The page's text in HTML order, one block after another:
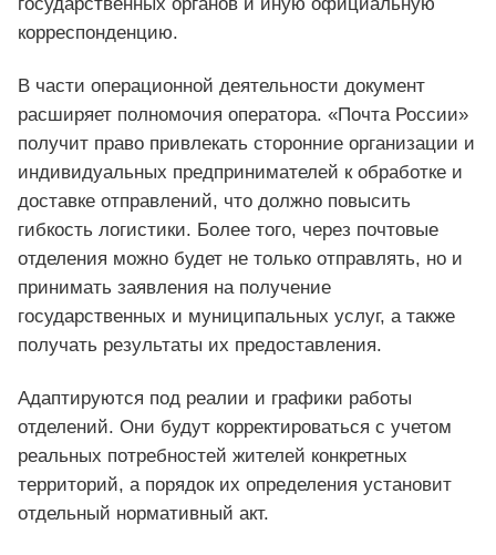
корреспонденцию.
В части операционной деятельности документ
расширяет полномочия оператора. «Почта России»
получит право привлекать сторонние организации и
индивидуальных предпринимателей к обработке и
доставке отправлений, что должно повысить
гибкость логистики. Более того, через почтовые
отделения можно будет не только отправлять, но и
принимать заявления на получение
государственных и муниципальных услуг, а также
получать результаты их предоставления.
Адаптируются под реалии и графики работы
отделений. Они будут корректироваться с учетом
реальных потребностей жителей конкретных
территорий, а порядок их определения установит
отдельный нормативный акт.